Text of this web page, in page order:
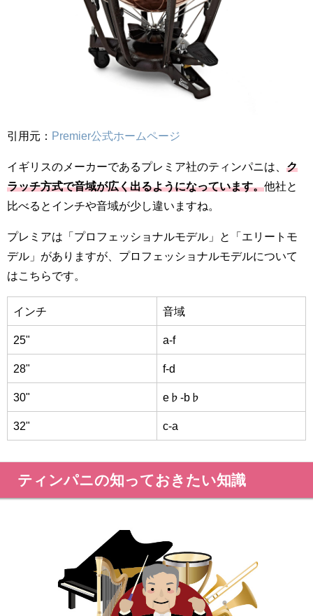
引用元： Premier公式ホームページ
イギリスのメーカーであるプレミア社のティンパニは、 ク
ラッチ方式で音域が広く出るようになっています。他社と
比べるとインチや音域が少し違いますね。
プレミアは「プロフェッショナルモデル」と「エリートモ
デル」がありますが、プロフェッショナルモデルについて
はこちらです。
インチ 音域
25" a-f
28" f-d
30" e♭-b♭
32" c-a
ティンパニの知っておきたい知識